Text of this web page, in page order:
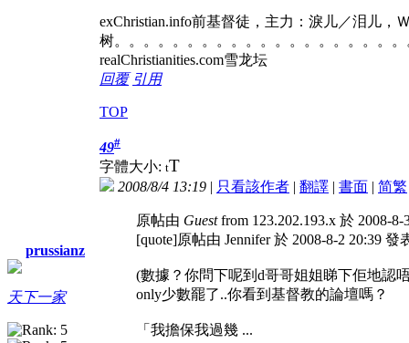
exChristian.info前基督徒，主力：淚儿／泪儿，
树。。。。。。。。。。。。。。。。。。。
realChristianities.com雪龙坛
回覆 引用
TOP
prussianz
天下一家
49#
字體大小: tT
2008/8/4 13:19 | 只看該作者 | 翻譯 | 書面 | 简繁
原帖由 Guestfrom 123.202.193.x 於 2008-
[quote]原帖由 Jennifer 於 2008-8-2 20:39 發
(數據？你問下呢到d哥哥姐姐睇下佢地認
only少數罷了..你看到基督教的論壇嗎？
「我擔保我過幾 ...